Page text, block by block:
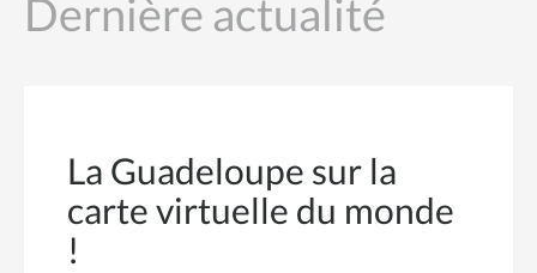
Dernière actualité
La Guadeloupe sur la
carte virtuelle du monde
!